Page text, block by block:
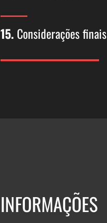
15. Considerações finais
INFORMAÇÕES